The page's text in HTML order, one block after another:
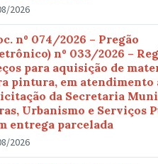
2026
nº 074/2026 – Pregão
nº 033/2026 –
para aquisição de
pintura, em atendimento
da Secretaria
Urbanismo e Serviços
entrega parcelada
2026